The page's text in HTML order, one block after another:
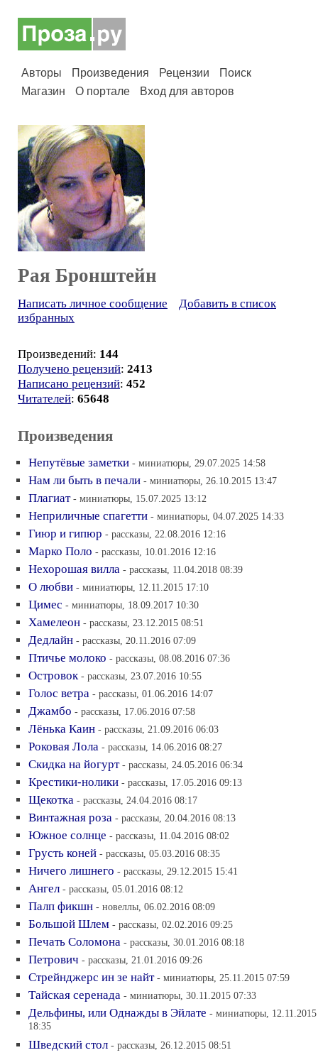
Авторы Произведения Рецензии
Поиск
Магазин
О портале Вход для авторов
Рая Бронштейн
Написать личное сообщение
Добавить в список
избранных
Произведений: 144
Получено рецензий: 2413
Написано рецензий: 452
Читателей: 65648
Произведения
Непутёвые заметки - миниатюры, 29.07.2025 14:58
Нам ли быть в печали - миниатюры, 26.10.2015 13:47
Плагиат - миниатюры, 15.07.2025 13:12
Неприличные спагетти - миниатюры, 04.07.2025 14:33
Гиюр и гипюр - рассказы, 22.08.2016 12:16
Марко Поло - рассказы, 10.01.2016 12:16
Нехорошая вилла - рассказы, 11.04.2018 08:39
О любви - миниатюры, 12.11.2015 17:10
Цимес - миниатюры, 18.09.2017 10:30
Хамелеон - рассказы, 23.12.2015 08:51
Дедлайн - рассказы, 20.11.2016 07:09
Птичье молоко - рассказы, 08.08.2016 07:36
Островок - рассказы, 23.07.2016 10:55
Голос ветра - рассказы, 01.06.2016 14:07
Джамбо - рассказы, 17.06.2016 07:58
Лёнька Каин - рассказы, 21.09.2016 06:03
Роковая Лола - рассказы, 14.06.2016 08:27
Скидка на йогурт - рассказы, 24.05.2016 06:34
Крестики-нолики - рассказы, 17.05.2016 09:13
Щекотка - рассказы, 24.04.2016 08:17
Винтажная роза - рассказы, 20.04.2016 08:13
Южное солнце - рассказы, 11.04.2016 08:02
Грусть коней - рассказы, 05.03.2016 08:35
Ничего лишнего - рассказы, 29.12.2015 15:41
Ангел - рассказы, 05.01.2016 08:12
Палп фикшн - новеллы, 06.02.2016 08:09
Большой Шлем - рассказы, 02.02.2016 09:25
Печать Соломона - рассказы, 30.01.2016 08:18
Петрович - рассказы, 21.01.2016 09:26
Стрейнджерс ин зе найт - миниатюры, 25.11.2015 07:59
Тайская серенада - миниатюры, 30.11.2015 07:33
Дельфины, или Однажды в Эйлате - миниатюры, 12.11.2015
18:35
Шведский стол - рассказы, 26.12.2015 08:51